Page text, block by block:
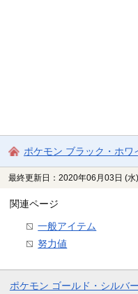
ポケモン ブラック・ホワ
最終更新日：2020年06月03日 (
関連ページ
一般アイテム
努力値
ポケモン ゴールド・シルバ